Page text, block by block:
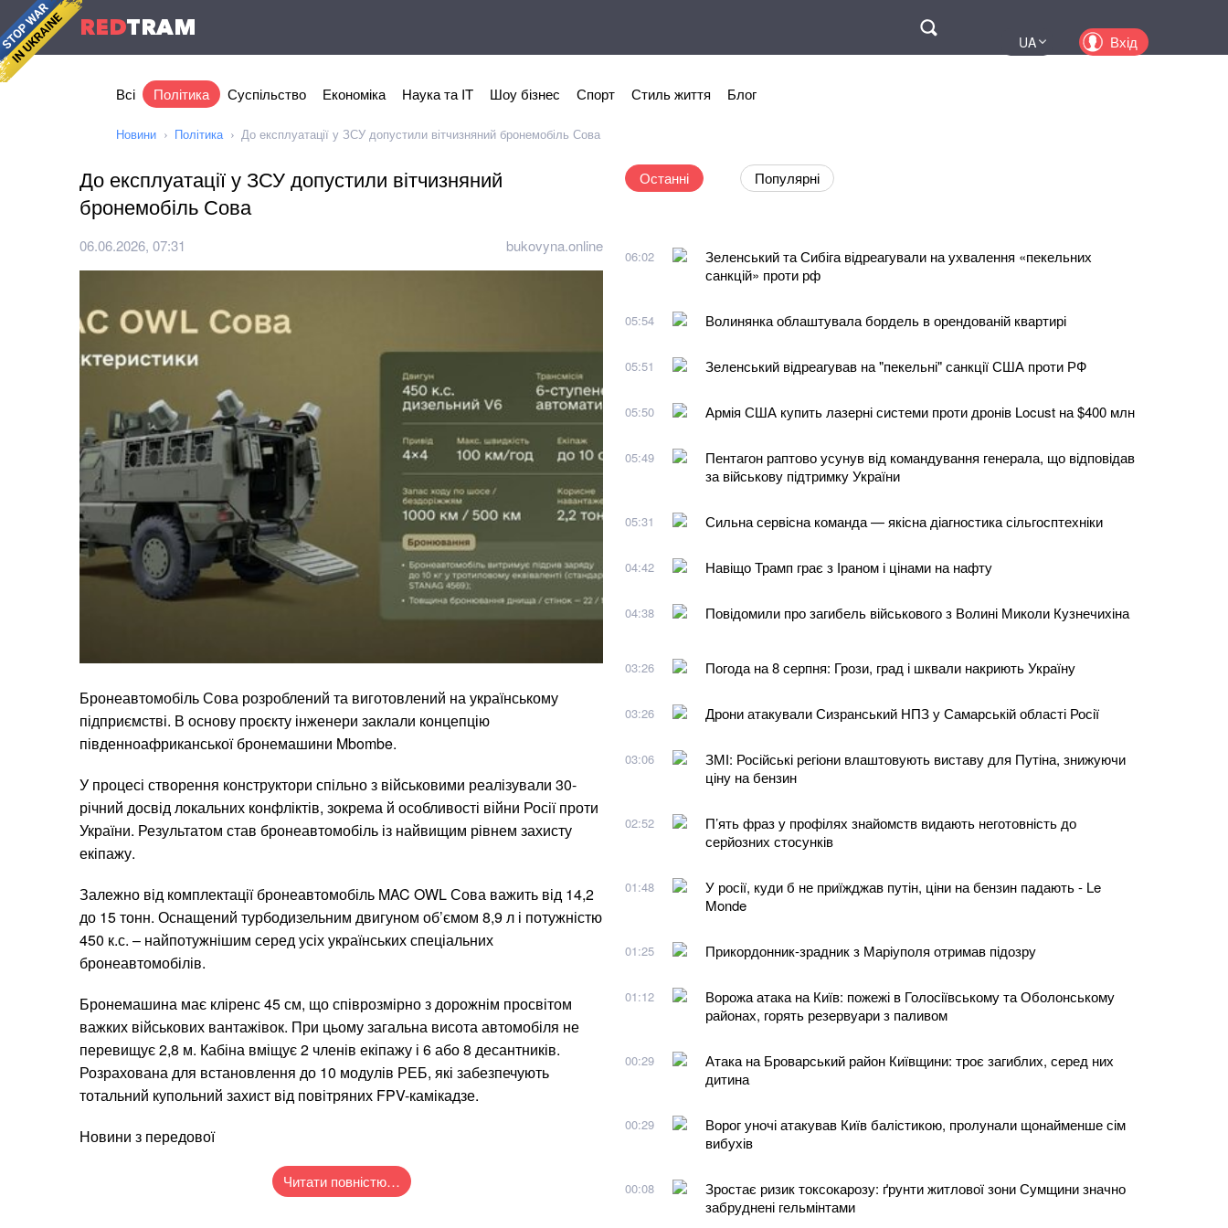
REDTRAM
UA
Вхід
Всі Політика Суспільство Економіка Наука та IT Шоу бізнес Спорт Стиль життя Блог
Новини Політика До експлуатації у ЗСУ допустили вітчизняний бронемобіль Сова
До експлуатації у ЗСУ допустили вітчизняний
бронемобіль Сова
06.06.2026, 07:31 bukovyna.online
Бронеавтомобіль Сова розроблений та виготовлений на українському
підприємстві. В основу проєкту інженери заклали концепцію
південноафриканської бронемашини Mbombe.
У процесі створення конструктори спільно з військовими реалізували 30-
річний досвід локальних конфліктів, зокрема й особливості війни Росії проти
України. Результатом став бронеавтомобіль із найвищим рівнем захисту
екіпажу.
Залежно від комплектації бронеавтомобіль MAC OWL Сова важить від 14,2
до 15 тонн. Оснащений турбодизельним двигуном об’ємом 8,9 л і потужністю
450 к.с. – найпотужнішим серед усіх українських спеціальних
бронеавтомобілів.
Бронемашина має кліренс 45 см, що співрозмірно з дорожнім просвітом
важких військових вантажівок. При цьому загальна висота автомобіля не
перевищує 2,8 м. Кабіна вміщує 2 членів екіпажу і 6 або 8 десантників.
Розрахована для встановлення до 10 модулів РЕБ, які забезпечують
тотальний купольний захист від повітряних FPV-камікадзе.
Новини з передової
Читати повністю…
Останні Популярні
06:02
Зеленський та Сибіга відреагували на ухвалення «пекельних
санкцій» проти рф
05:54 Волинянка облаштувала бордель в орендованій квартирі
05:51 Зеленський відреагував на "пекельні" санкції США проти РФ
05:50 Армія США купить лазерні системи проти дронів Locust на $400 млн
05:49
Пентагон раптово усунув від командування генерала, що відповідав
за військову підтримку України
05:31 Сильна сервісна команда — якісна діагностика сільгосптехніки
04:42 Навіщо Трамп грає з Іраном і цінами на нафту
04:38 Повідомили про загибель військового з Волині Миколи Кузнечихіна
03:26 Погода на 8 серпня: Грози, град і шквали накриють Україну
03:26 Дрони атакували Сизранський НПЗ у Самарській області Росії
03:06
ЗМІ: Російські регіони влаштовують виставу для Путіна, знижуючи
ціну на бензин
02:52
П’ять фраз у профілях знайомств видають неготовність до
серйозних стосунків
01:48
У росії, куди б не приїжджав путін, ціни на бензин падають - Le
Monde
01:25 Прикордонник-зрадник з Маріуполя отримав підозру
01:12
Ворожа атака на Київ: пожежі в Голосіївському та Оболонському
районах, горять резервуари з паливом
00:29
Атака на Броварський район Київщини: троє загиблих, серед них
дитина
00:29
Ворог уночі атакував Київ балістикою, пролунали щонайменше сім
вибухів
00:08
Зростає ризик токсокарозу: ґрунти житлової зони Сумщини значно
забруднені гельмінтами